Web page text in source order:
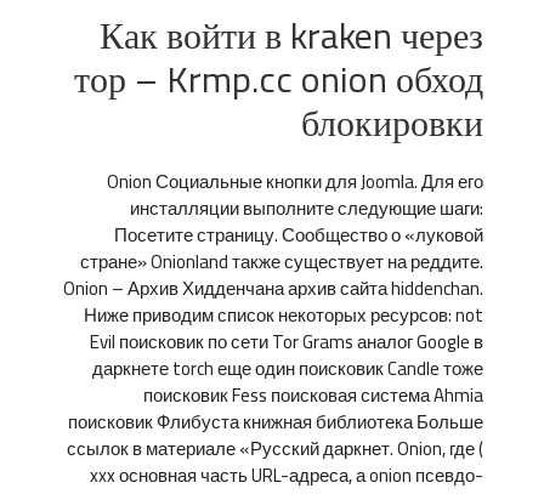
Как войти в kraken через
тор – Krmp.cc onion обход
блокировки
Onion Социальные кнопки для Joomla. Для его
инсталляции выполните следующие шаги:
Посетите страницу. Сообщество о «луковой
стране» Onionland также существует на реддите.
Onion – Архив Хидденчана архив сайта hiddenchan.
Ниже приводим список некоторых ресурсов: not
Evil поисковик по сети Tor Grams аналог Google в
даркнете torch еще один поисковик Candle тоже
поисковик Fess поисковая система Ahmia
поисковик Флибуста книжная библиотека Больше
ссылок в материале «Русский даркнет. Onion, где (
xxx основная часть URL-адреса, а onion псевдо-